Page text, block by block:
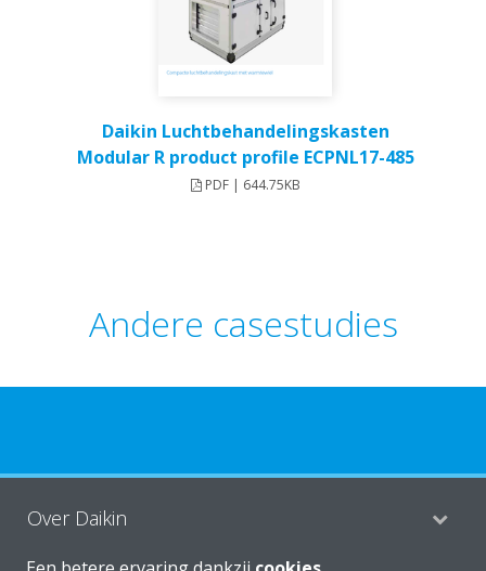
Daikin Luchtbehandelingskasten
Modular R product profile ECPNL17-485
PDF | 644.75KB
Andere casestudies
Over Daikin